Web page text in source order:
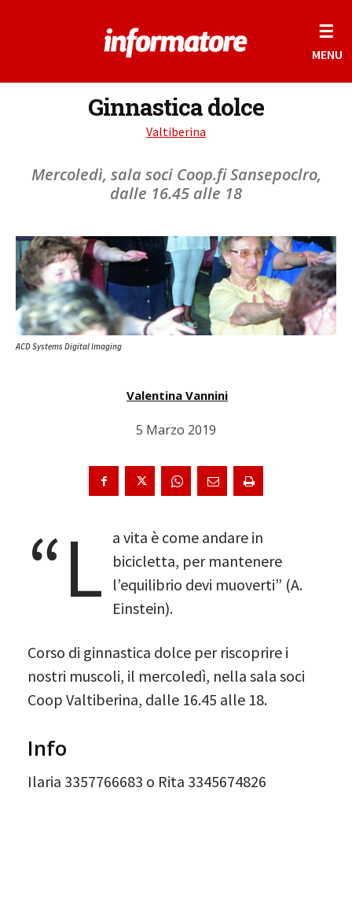
☰
MENU
Ginnastica dolce
Valtiberina
Mercoledì, sala soci Coop.fi Sansepoclro,
dalle 16.45 alle 18
ACD Systems Digital Imaging
Valentina Vannini
5 Marzo 2019
“L a vita è come andare in
bicicletta, per mantenere
l’equilibrio devi muoverti” (A.
Einstein).
Corso di ginnastica dolce per riscoprire i
nostri muscoli, il mercoledì, nella sala soci
Coop Valtiberina, dalle 16.45 alle 18.
Info
Ilaria 3357766683 o Rita 3345674826